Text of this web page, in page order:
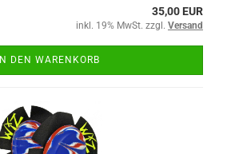
35,00 EUR
inkl. 19% MwSt. zzgl. Versand
IN DEN WARENKORB